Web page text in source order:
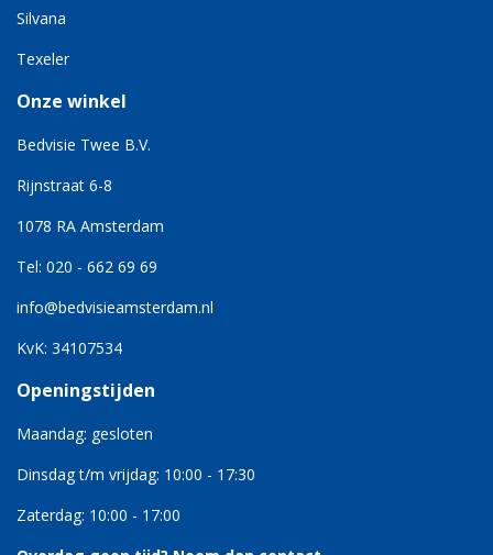
Silvana
Texeler
Onze winkel
Bedvisie Twee B.V.
Rijnstraat 6-8
1078 RA Amsterdam
Tel: 020 - 662 69 69
info@bedvisieamsterdam.nl
KvK: 34107534
Openingstijden
Maandag: gesloten
Dinsdag t/m vrijdag: 10:00 - 17:30
Zaterdag: 10:00 - 17:00